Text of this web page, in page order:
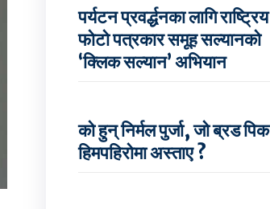
पर्यटन प्रवर्द्धनका लागि राष्ट्रिय
फोटो पत्रकार समूह सल्यानको
‘क्लिक सल्यान’ अभियान
को हुन् निर्मल पुर्जा, जो ब्रड पिक
हिमपहिरोमा अस्ताए ?